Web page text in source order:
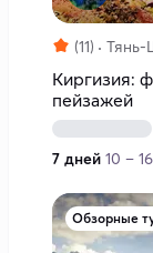
(11) Тянь-
Киргизия:
пейзажей
7 дней 10 –
Обзорные